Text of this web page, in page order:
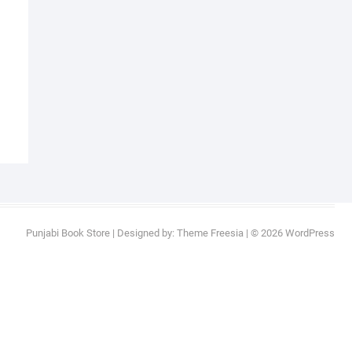
Punjabi Book Store | Designed by: Theme Freesia | © 2026 WordPress